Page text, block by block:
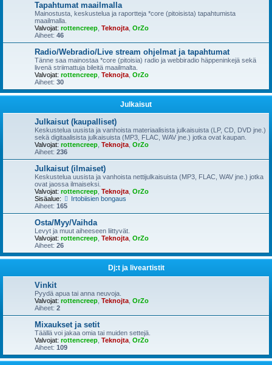
Tapahtumat maailmalla
Mainostusta, keskustelua ja raportteja *core (pitoisista) tapahtumista
maailmalla.
Valvojat: rottencreep Teknojta OrZo
Aiheet: 46
Radio/Webradio/Live stream ohjelmat ja tapahtumat
Tänne saa mainostaa *core (pitoisia) radio ja webbiradio häppeninkejä sekä
livenä striimattuja bileitä maailmalta.
Valvojat: rottencreep Teknojta OrZo
Aiheet: 30
Julkaisut
Julkaisut (kaupalliset)
Keskustelua uusista ja vanhoista materiaalisista julkaisuista (LP, CD, DVD jne.)
sekä digitaalisista julkaisuista (MP3, FLAC, WAV jne.) jotka ovat kaupan.
Valvojat: rottencreep Teknojta OrZo
Aiheet: 236
Julkaisut (ilmaiset)
Keskustelua uusista ja vanhoista nettijulkaisuista (MP3, FLAC, WAV jne.) jotka
ovat jaossa ilmaiseksi.
Valvojat: rottencreep Teknojta OrZo
Sisäalue:
Irtobiisien bongaus
Aiheet: 165
Osta/Myy/Vaihda
Levyt ja muut aiheeseen liittyvät.
Valvojat: rottencreep Teknojta OrZo
Aiheet: 26
Dj:t ja liveartistit
Vinkit
Pyydä apua tai anna neuvoja.
Valvojat: rottencreep Teknojta OrZo
Aiheet: 2
Mixaukset ja setit
Täällä voi jakaa omia tai muiden settejä.
Valvojat: rottencreep Teknojta OrZo
Aiheet: 109